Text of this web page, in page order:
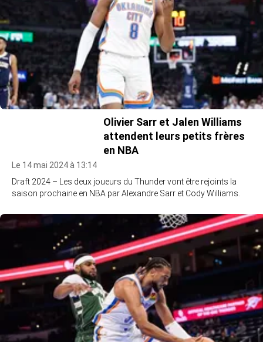
Olivier Sarr et Jalen Williams
attendent leurs petits frères
en NBA
Le 14 mai 2024 à 13:14
Draft 2024 – Les deux joueurs du Thunder vont être rejoints la
saison prochaine en NBA par Alexandre Sarr et Cody Williams.